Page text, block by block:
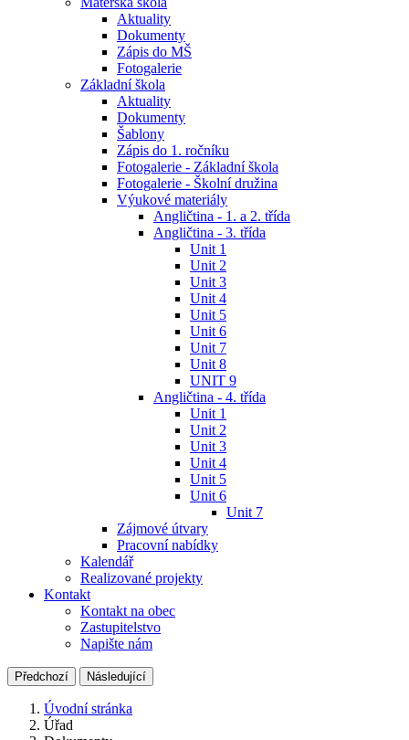
Aktuality
Dokumenty
Zápis do MŠ
Fotogalerie
Základní škola
Aktuality
Dokumenty
Šablony
Zápis do 1. ročníku
Fotogalerie - Základní škola
Fotogalerie - Školní družina
Výukové materiály
Angličtina - 1. a 2. třída
Angličtina - 3. třída
Unit 1
Unit 2
Unit 3
Unit 4
Unit 5
Unit 6
Unit 7
Unit 8
UNIT 9
Angličtina - 4. třída
Unit 1
Unit 2
Unit 3
Unit 4
Unit 5
Unit 6
Unit 7
Zájmové útvary
Pracovní nabídky
Kalendář
Realizované projekty
Kontakt
Kontakt na obec
Zastupitelstvo
Napište nám
Předchozí Následující
Úvodní stránka
Úřad